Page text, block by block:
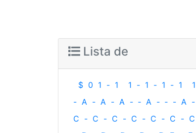
Lista de
$ 0 1 - 1 1 - 1 - 1 - 1 1
- A - A - A - ‐ A - ‐ - A -
C - C - C - C - C - C - C